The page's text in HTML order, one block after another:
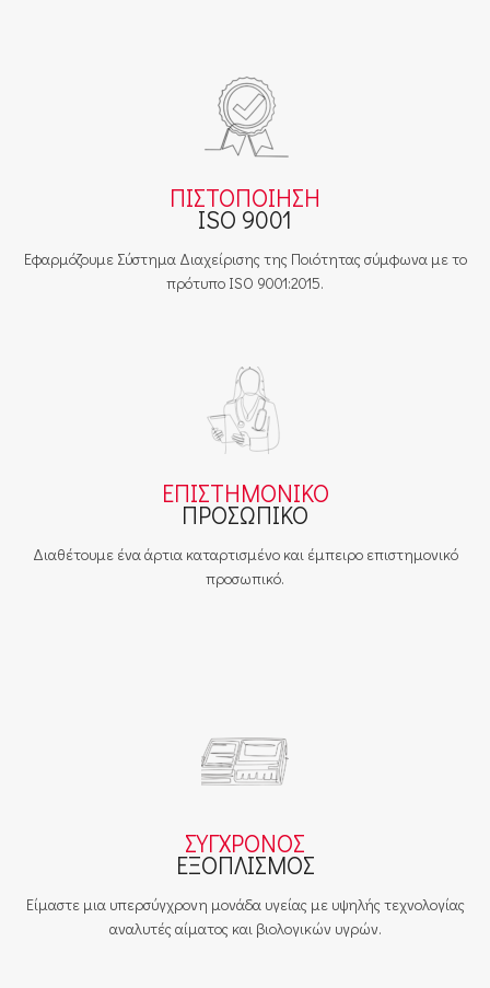
ΠΙΣΤΟΠΟΙΗΣΗ
ISO 9001
Εφαρμόζουμε Σύστημα Διαχείρισης της Ποιότητας σύμφωνα με το
πρότυπο ISO 9001:2015.
ΕΠΙΣΤΗΜΟΝΙΚΟ
ΠΡΟΣΩΠΙΚΟ
Διαθέτουμε ένα άρτια καταρτισμένο και έμπειρο επιστημονικό
προσωπικό.
ΣΥΓΧΡΟΝΟΣ
ΕΞΟΠΛΙΣΜΟΣ
Είμαστε μια υπερσύγχρονη μονάδα υγείας με υψηλής τεχνολογίας
αναλυτές αίματος και βιολογικών υγρών.